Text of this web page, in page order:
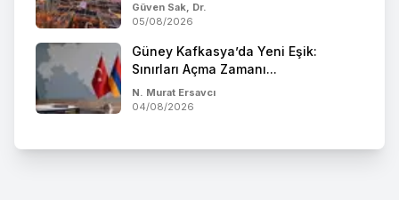
Güven Sak, Dr.
05/08/2026
Güney Kafkasya’da Yeni Eşik:
Sınırları Açma Zamanı...
N. Murat Ersavcı
04/08/2026